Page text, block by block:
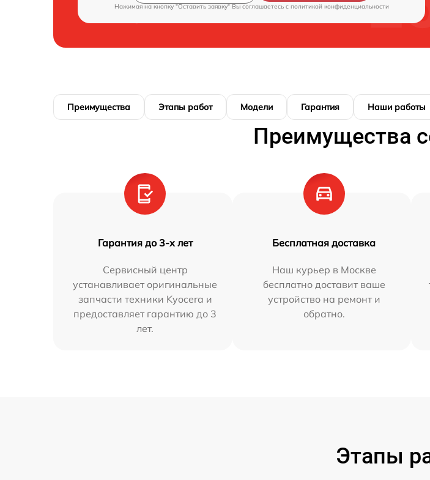
Нажимая на кнопку "Оставить заявку" Вы соглашаетесь c политикой конфиденциальности
Преимущества Этапы работ Модели Гарантия Наши работы
Преимущества
Гарантия до 3-х лет
Сервисный центр
устанавливает оригинальные
запчасти техники Kyocera и
предоставляет гарантию до 3
лет.
Бесплатная доставка
Наш курьер в Москве
бесплатно доставит ваше
устройство на ремонт и
обратно.
Этапы